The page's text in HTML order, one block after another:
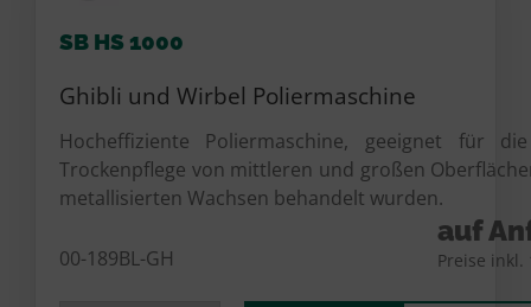
SB HS 1000
Ghibli und Wirbel Poliermaschine
Hocheffiziente Poliermaschine, geeignet für
Trockenpflege von mittleren und großen
metallisierten Wachsen behandelt wurden.
00-189BL-GH
auf
Preise inkl.